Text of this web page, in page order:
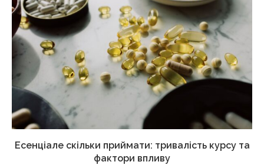
Есенціале скільки приймати: тривалість курсу та
фактори впливу